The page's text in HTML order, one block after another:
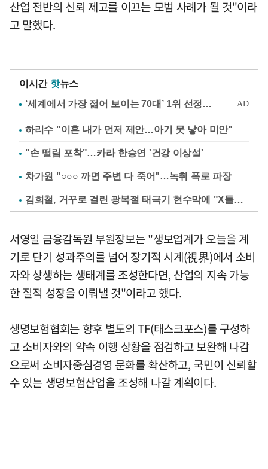
산업 전반의 신뢰 제고를 이끄는 모범 사례가 될 것"이라
고 말했다.
이시간 핫뉴스
하리수 "이혼 내가 먼저 제안…아기 못 낳아 미안"
"손 떨림 포착"…카라 한승연 '건강 이상설'
차가원 "○○○ 까면 주변 다 죽어"…녹취 폭로 파장
김희철, 거꾸로 걸린 광복절 태극기 현수막에 "X돌았네"
서영일 금융감독원 부원장보는 "생보업계가 오늘을 계
기로 단기 성과주의를 넘어 장기적 시계(視界)에서 소비
자와 상생하는 생태계를 조성한다면, 산업의 지속 가능
한 질적 성장을 이뤄낼 것"이라고 했다.
생명보험협회는 향후 별도의 TF(태스크포스)를 구성하
고 소비자와의 약속 이행 상황을 점검하고 보완해 나감
으로써 소비자중심경영 문화를 확산하고, 국민이 신뢰할
수 있는 생명보험산업을 조성해 나갈 계획이다.